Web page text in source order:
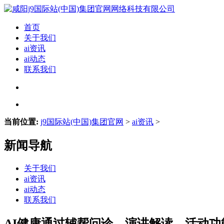
首页
关于我们
ai资讯
ai动态
联系我们
当前位置: j9国际站(中国)集团官网 > ai资讯 >
新闻导航
关于我们
ai资讯
ai动态
联系我们